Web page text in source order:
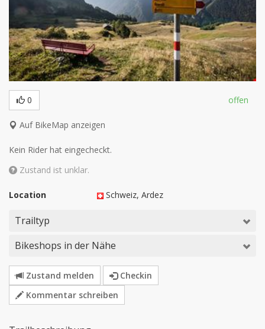
0 offen
Auf BikeMap anzeigen
Kein Rider hat eingecheckt.
Zustand ist unklar.
Location Schweiz, Ardez
Trailtyp
Bikeshops in der Nähe
Zustand melden
Checkin
Kommentar schreiben